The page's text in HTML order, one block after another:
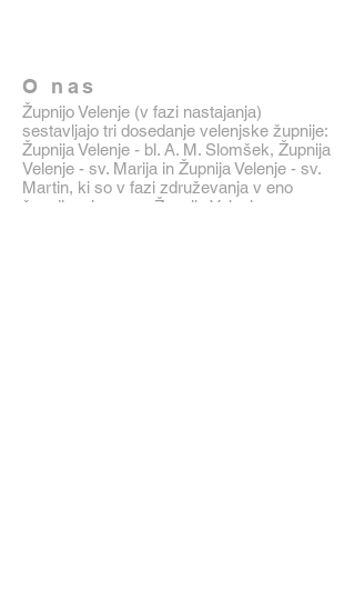
O nas
Župnijo Velenje (v fazi nastajanja)
sestavljajo tri dosedanje velenjske župnije:
Župnija Velenje - bl. A. M. Slomšek, Župnija
Velenje - sv. Marija in Župnija Velenje - sv.
Martin, ki so v fazi združevanja v eno
župnijo z imenom Župnija Velenje